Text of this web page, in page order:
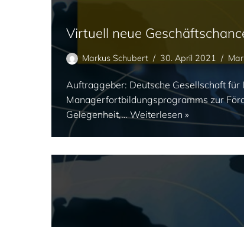
Virtuell neue
Markus Schubert 30. April 2021
Auftraggeber: Deutsche Gesellschaft
Managerfortbildungsprogramms zur
Gelegenheit,…Weiterlesen »